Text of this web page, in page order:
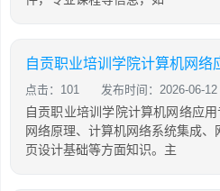
自贡职业培训学院计算机网络
点击：101 发布时间：2026-06-12
自贡职业培训学院计算机网络应
网络原理、计算机网络系统集成
页设计基础等方面知识。主